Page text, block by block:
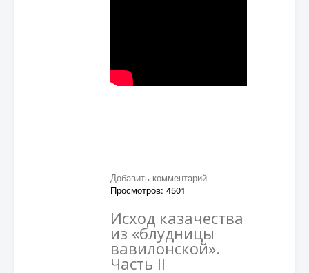
Добавить комментарий
Просмотров: 4501
Исход казачества
из «блудницы
вавилонской».
Часть II